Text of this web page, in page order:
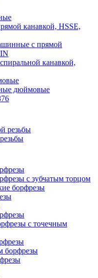
канавкой, HSSE,
с прямой
канавкой,
дюймовые
резьбы
с зубчатым торцом
борфрезы
с точечным
борфрезы